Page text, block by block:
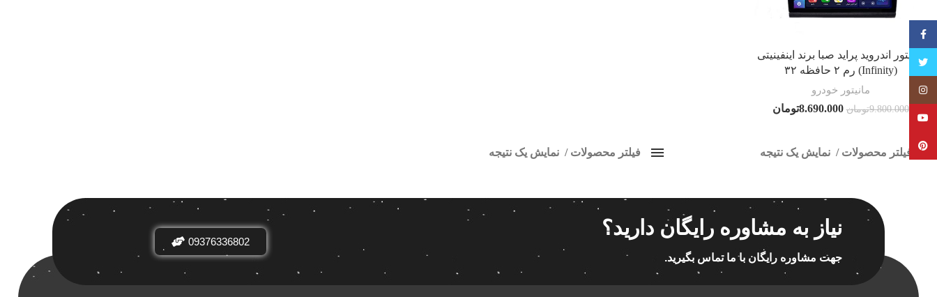
مانیتور اندروید پراید صبا برند اینفینیتی
(Infinity) رم ۲ حافظه ۳۲
مانیتور خودرو
9.800.000تومان 8.690.000تومان
فیلتر محصولات
نمایش یک نتیجه
فقط نمایش محصولات فروش فقط موجود در انبار
فیلتر محصولات نمایش یک نتیجه
قیمت گذاری مرتب سازی بر اساس
محبوبیت
نیاز به مشاوره رایگان دارید؟
جهت مشاوره رایگان با ما تماس بگیرید.
09376336802
تویتر
Instagram
Pinterest